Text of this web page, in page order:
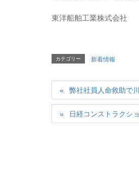
東洋船舶工業株式会社
カテゴリー 新着情報
弊社社員人命救助で
日経コンストラクシ